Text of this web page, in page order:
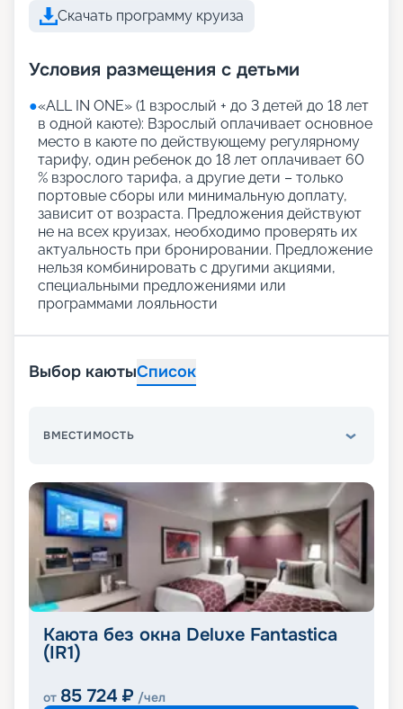
Скачать программу круиза
Условия размещения с детьми
●«АLL IN ONE» (1 взрослый + до 3 детей до 18 лет
в одной каюте): Взрослый оплачивает основное
место в каюте по действующему регулярному
тарифу, один ребенок до 18 лет оплачивает 60
% взрослого тарифа, а другие дети – только
портовые сборы или минимальную доплату,
зависит от возраста. Предложения действуют
не на всех круизах, необходимо проверять их
актуальность при бронировании. Предложение
нельзя комбинировать с другими акциями,
специальными предложениями или
программами лояльности
Выбор каютыСписок
ВМЕСТИМОСТЬ
Каюта без окна Deluxe Fantastica
(IR1)
от 85 724 ₽ /чел